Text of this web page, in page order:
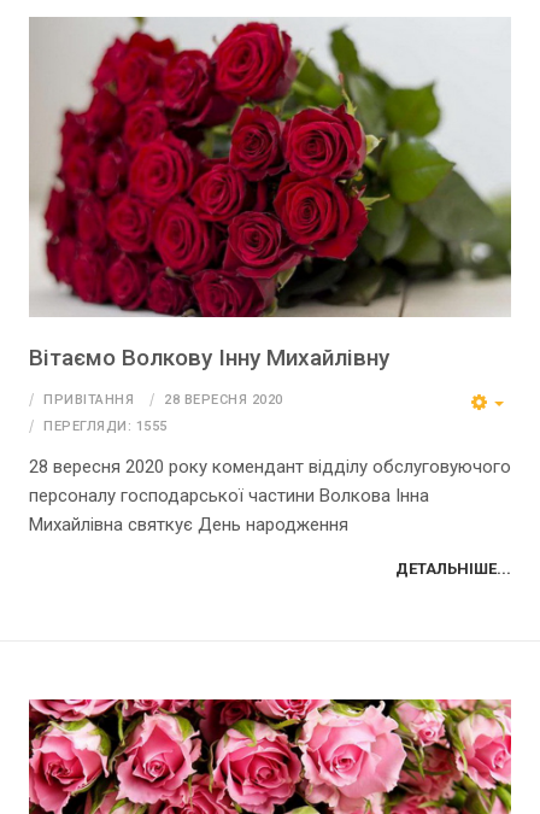
Вітаємо Волкову Інну Михайлівну
ПРИВІТАННЯ
28 ВЕРЕСНЯ 2020
ПЕРЕГЛЯДИ: 1555
28 вересня 2020 року комендант відділу обслуговуючого
персоналу господарської частини Волкова Інна
Михайлівна святкує День народження
ДЕТАЛЬНІШЕ...